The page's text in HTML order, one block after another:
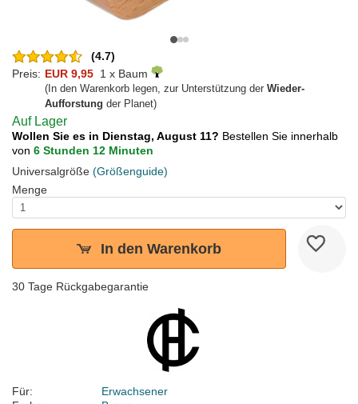
(4.7)
Preis: EUR 9,95 1 x Baum
(In den Warenkorb legen, zur Unterstützung der Wieder-
Aufforstung der Planet)
Auf Lager
Wollen Sie es in Dienstag, August 11? Bestellen Sie innerhalb
von 6 Stunden 12 Minuten
Universalgröße (Größenguide)
Menge
In den Warenkorb
30 Tage Rückgabegarantie
Für:
Erwachsener